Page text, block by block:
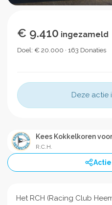
€ 9.410 ingezameld
Doel: € 20.000 · 163 Donaties
Deze actie
Kees Kokkelkoren
R.C.H.
Het RCH (Racing Club